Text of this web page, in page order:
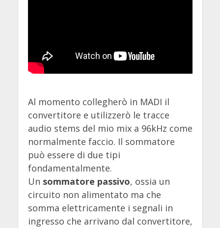
Al momento collegherò in MADI il
convertitore e utilizzerò le tracce
audio stems del mio mix a 96kHz come
normalmente faccio. Il sommatore
può essere di due tipi
fondamentalmente.
Un sommatore passivo, ossia un
circuito non alimentato ma che
somma elettricamente i segnali in
ingresso che arrivano dal convertitore,